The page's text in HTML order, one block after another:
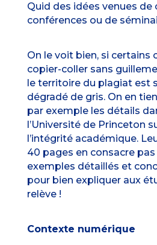
Quid des idées venues de
conférences ou de
On le voit bien, si certains
copier-coller sans
le territoire du plagiat est
dégradé de gris. On en
par exemple les détails
l’Université de Princeton
l’intégrité académique.
40 pages en consacre
exemples détaillés et
pour bien expliquer aux
relève !
Contexte numérique